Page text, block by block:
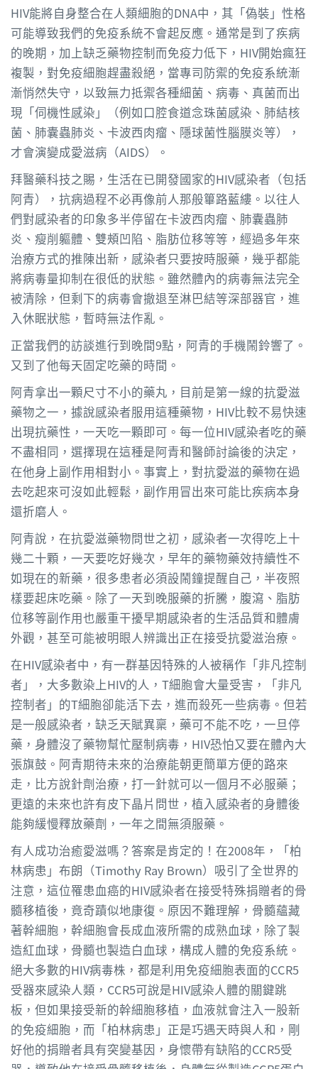
HIV能將自身整合在人類細胞的DNA中，其「偽裝」性格
可能導致我們的免疫系統不會起反應。通常是到了疾病
的晚期，加上缺乏藥物控制而免疫力低下，HIV開始瘋狂
複製，對免疫細胞趕盡殺絕，當專司防禦的免疫系統漸
漸悄然失守，以致無力抵禦各種細菌、病毒、真菌而出
現「伺機性感染」（例如口腔食道念珠菌感染、肺結核
菌、肺囊蟲肺炎、卡波西肉瘤、隱球菌性腦膜炎等），
才會演變成愛滋病（AIDS）。
拜醫藥科技之賜，生活在已開發國家的HIV感染者（包括
阿青），抗病過程不必再像前人那般篳路藍縷。以往人
們對感染者的印象多半停留在卡波西肉瘤、肺囊蟲肺
炎、瘦削軀體、雙頰凹陷、脂肪位移等等，經過多年來
治療方式的推陳出新，感染者只要按時服藥，幾乎都能
將病毒量抑制在很低的狀態。雖然體內的病毒無法完全
被清除，但剩下的病毒會撤退至淋巴結等深部器官，進
入休眠狀態，暫時無法作亂。
正當我們的訪談進行到晚間9點，阿青的手機鬧鈴響了。
又到了他每天固定吃藥的時間。
阿青拿出一顆尺寸不小的藥丸，目前是第一線的抗愛滋
藥物之一，據說感染者服用這種藥物，HIV比較不易快速
出現抗藥性，一天吃一顆即可。每一位HIV感染者吃的藥
不盡相同，選擇現在這種是阿青和醫師討論後的決定，
在他身上副作用相對小。事實上，對抗愛滋的藥物在過
去吃起來可沒如此輕鬆，副作用冒出來可能比疾病本身
還折磨人。
阿青說，在抗愛滋藥物問世之初，感染者一次得吃上十
幾二十顆，一天要吃好幾次，早年的藥物藥效持續性不
如現在的新藥，很多患者必須設鬧鐘提醒自己，半夜照
樣要起床吃藥。除了一天到晚服藥的折騰，腹瀉、脂肪
位移等副作用也嚴重干擾早期感染者的生活品質和體膚
外觀，甚至可能被明眼人辨識出正在接受抗愛滋治療。
在HIV感染者中，有一群基因特殊的人被稱作「非凡控制
者」，大多數染上HIV的人，T細胞會大量受害，「非凡
控制者」的T細胞卻能活下去，進而殺死一些病毒。但若
是一般感染者，缺乏天賦異稟，藥可不能不吃，一旦停
藥，身體沒了藥物幫忙壓制病毒，HIV恐怕又要在體內大
張旗鼓。阿青期待未來的治療能朝更簡單方便的路來
走，比方說針劑治療，打一針就可以一個月不必服藥；
更遠的未來也許有皮下晶片問世，植入感染者的身體後
能夠緩慢釋放藥劑，一年之間無須服藥。
有人成功治癒愛滋嗎？答案是肯定的！在2008年，「柏
林病患」布朗（Timothy Ray Brown）吸引了全世界的
注意，這位罹患血癌的HIV感染者在接受特殊捐贈者的骨
髓移植後，竟奇蹟似地康復。原因不難理解，骨髓蘊藏
著幹細胞，幹細胞會長成血液所需的成熟血球，除了製
造紅血球，骨髓也製造白血球，構成人體的免疫系統。
絕大多數的HIV病毒株，都是利用免疫細胞表面的CCR5
受器來感染人類，CCR5可說是HIV感染人體的關鍵跳
板，但如果接受新的幹細胞移植，血液就會注入一股新
的免疫細胞，而「柏林病患」正是巧遇天時與人和，剛
好他的捐贈者具有突變基因，身懷帶有缺陷的CCR5受